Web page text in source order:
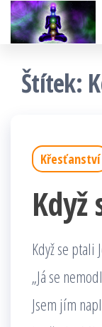
Přeskočit
na
obsahŠtítek:
Křesťanství
Když
Když se
„Já se
Jsem jím